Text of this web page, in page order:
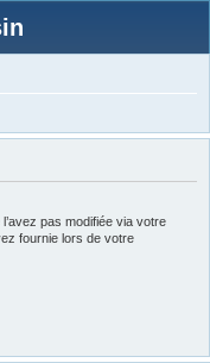
pas modifiée via votre
fournie lors de votre